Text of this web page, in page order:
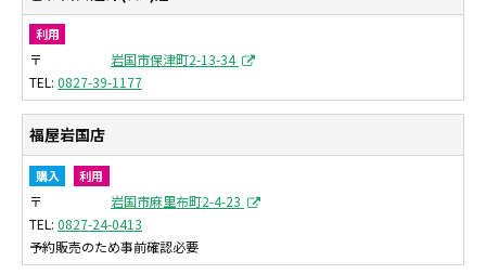
利用
〒
岩国市保津町2-13-34
0827-39-1177
福屋岩国店
購入 利用
〒
岩国市麻里布町2-4-23
0827-24-0413
予約販売のため事前確認必要